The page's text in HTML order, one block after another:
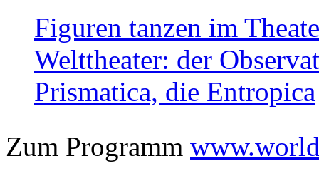
Figuren tanzen im
Welttheater: der
Prismatica, die Entropica
Zum Programm